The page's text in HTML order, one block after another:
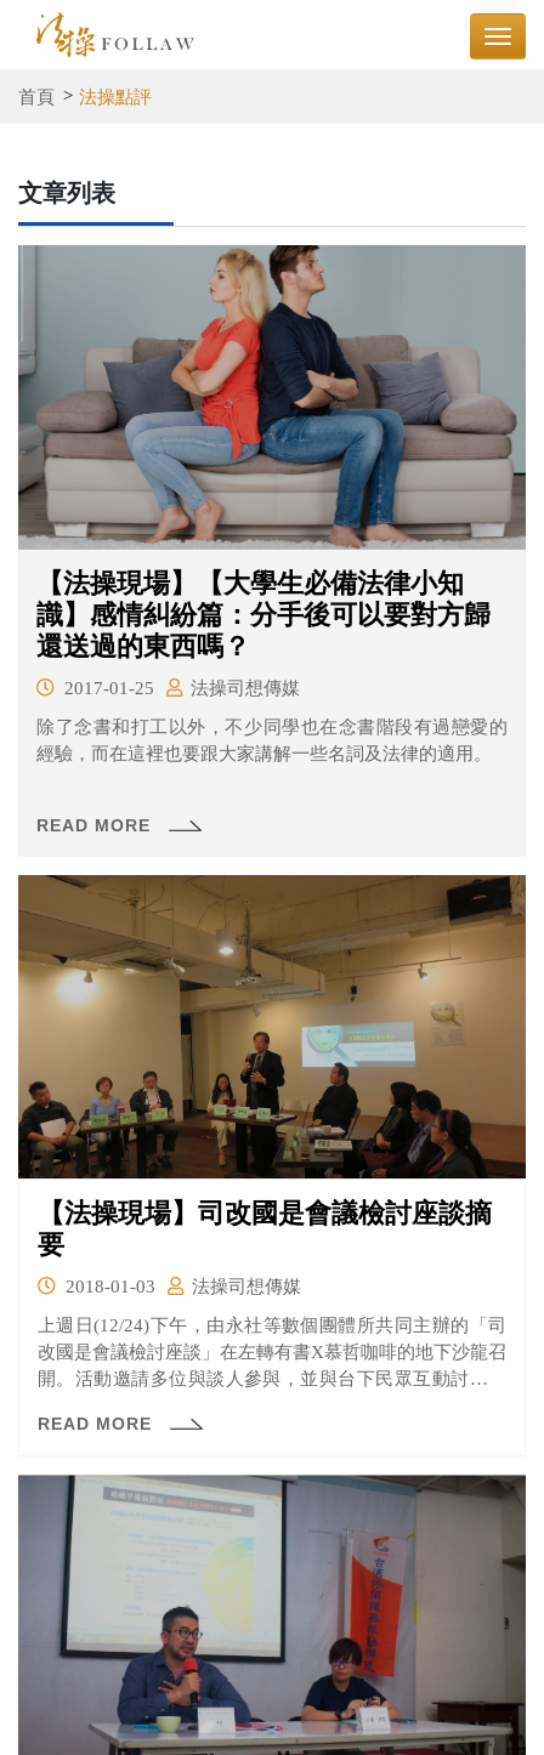
首頁 法操點評
文章列表
【法操現場】【大學生必備法律小知
識】感情糾紛篇：分手後可以要對方歸
還送過的東西嗎？
2017-01-25
法操司想傳媒
除了念書和打工以外，不少同學也在念書階段有過戀愛的
經驗，而在這裡也要跟大家講解一些名詞及法律的適用。
READ MORE
【法操現場】司改國是會議檢討座談摘
要
2018-01-03
法操司想傳媒
上週日(12/24)下午，由永社等數個團體所共同主辦的「司
改國是會議檢討座談」在左轉有書X慕哲咖啡的地下沙龍召
開。活動邀請多位與談人參與，並與台下民眾互動討論司
READ MORE